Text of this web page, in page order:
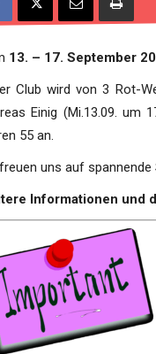
13. – 17. September
Club wird von 3 Rot-
Einig (Mi.13.09. um
55 an.
uns auf
Informationen und